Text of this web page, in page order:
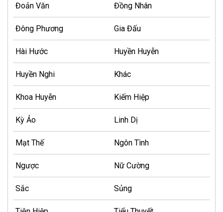
Đoản Văn Đồng Nhân
Đông Phương Gia Đấu
Hài Hước Huyền Huyễn
Huyền Nghi Khác
Khoa Huyễn Kiếm Hiệp
Kỳ Ảo Linh Dị
Mạt Thế Ngôn Tình
Ngược Nữ Cường
Sắc Sủng